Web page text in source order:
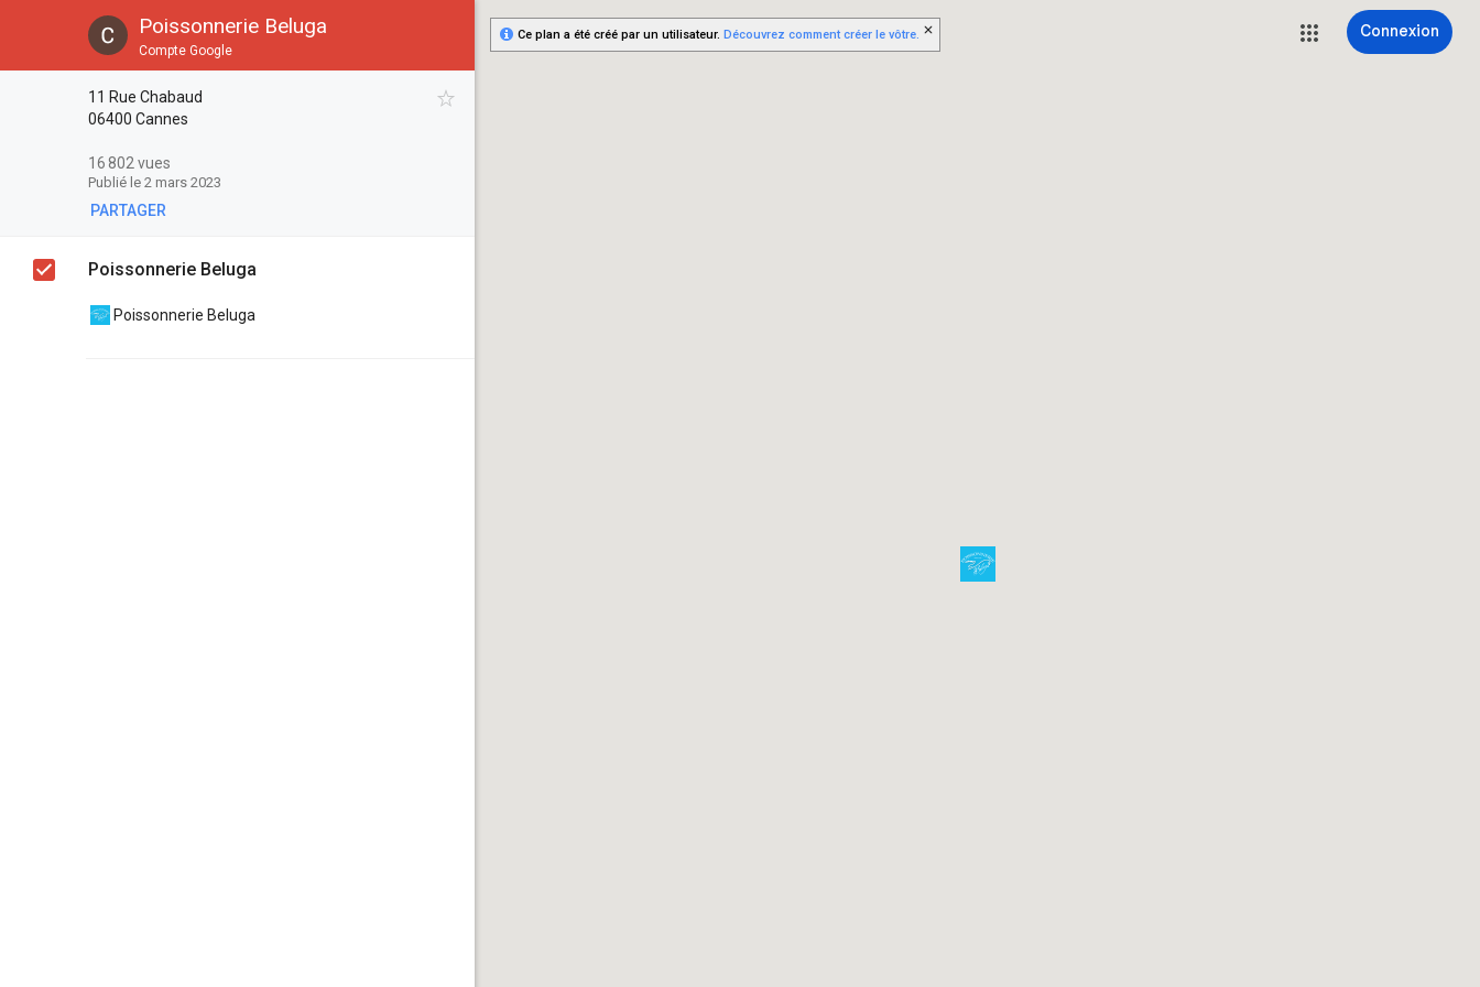
Connexion
Poissonnerie Beluga
Compte Google
11 Rue Chabaud
06400 Cannes
04 89 89 07 53
contact@poissonnerie-beluga-cannes.fr
11 Rue Chabaud
06400 Cannes
contact@poissonnerie-beluga-cannes.fr
16 802 vues
Publié le 2 mars 2023
PARTAGER
Poissonnerie Beluga
Poissonnerie Beluga
Ce plan a été créé par un utilisateur. Découvrez comment créer le vôtre.